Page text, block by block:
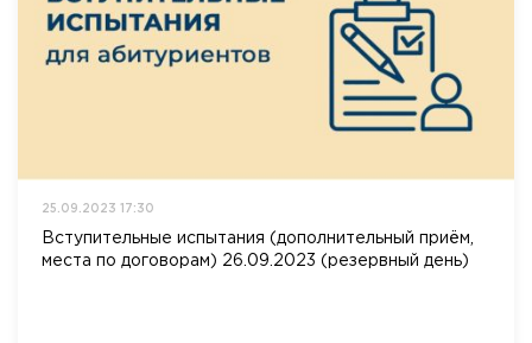
25.09.2023 17:30
Вступительные испытания (дополнительный приём,
места по договорам) 26.09.2023 (резервный день)